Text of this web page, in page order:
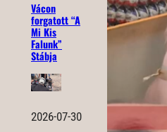
Vácon
forgatott “A
Mi Kis
Falunk”
Stábja
2026-07-30